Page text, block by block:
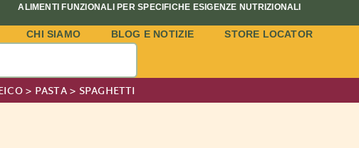
ALIMENTI FUNZIONALI PER SPECIFICHE ESIGENZE NUTRIZIONALI
CHI SIAMO BLOG E NOTIZIE
STORE LOCATOR
> PASTA> SPAGHETTI